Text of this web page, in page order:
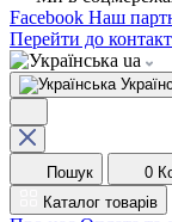
Facebook Наш
Перейти до
ua
Пошук 0
Каталог товарів